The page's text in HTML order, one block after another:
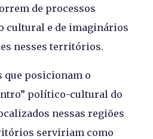
de processos
cultural e de imaginários
nesses territórios.
que posicionam o
político-cultural do
nessas regiões
serviriam como